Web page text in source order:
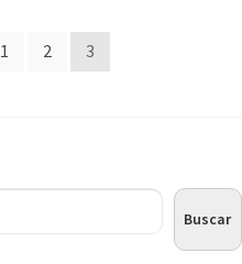
1 2 3
Buscar